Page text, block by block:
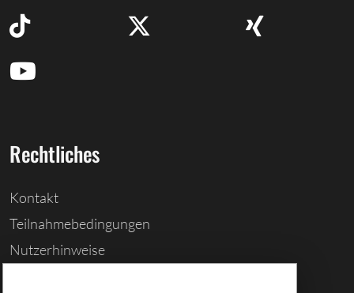
Rechtliches
Kontakt
Teilnahmebedingungen
Nutzerhinweise